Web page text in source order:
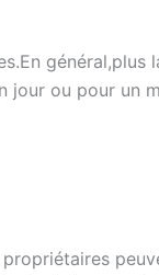
jour ou pour un
propriétaires